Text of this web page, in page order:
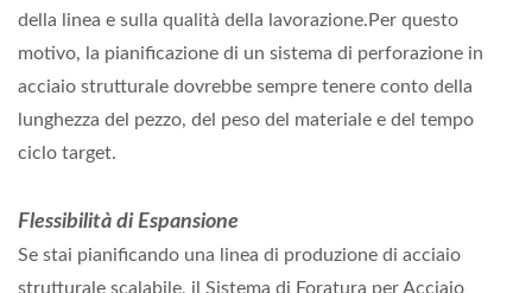
della linea e sulla qualità della lavorazione.Per questo
motivo, la pianificazione di un sistema di perforazione in
acciaio strutturale dovrebbe sempre tenere conto della
lunghezza del pezzo, del peso del materiale e del tempo
ciclo target.
Flessibilità di Espansione
Se stai pianificando una linea di produzione di acciaio
strutturale scalabile, il Sistema di Foratura per Acciaio